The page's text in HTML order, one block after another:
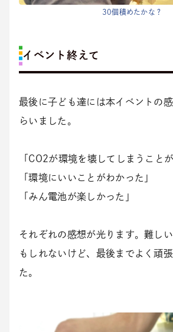
30個積めたかな？
イベント終えて
最後に子ども達には本イベントの
らいました。
「CO2が環境を壊してしまうこと
「環境にいいことがわかった」
「みん電池が楽しかった」
それぞれの感想が光ります。難し
もしれないけど、最後までよく頑
た。